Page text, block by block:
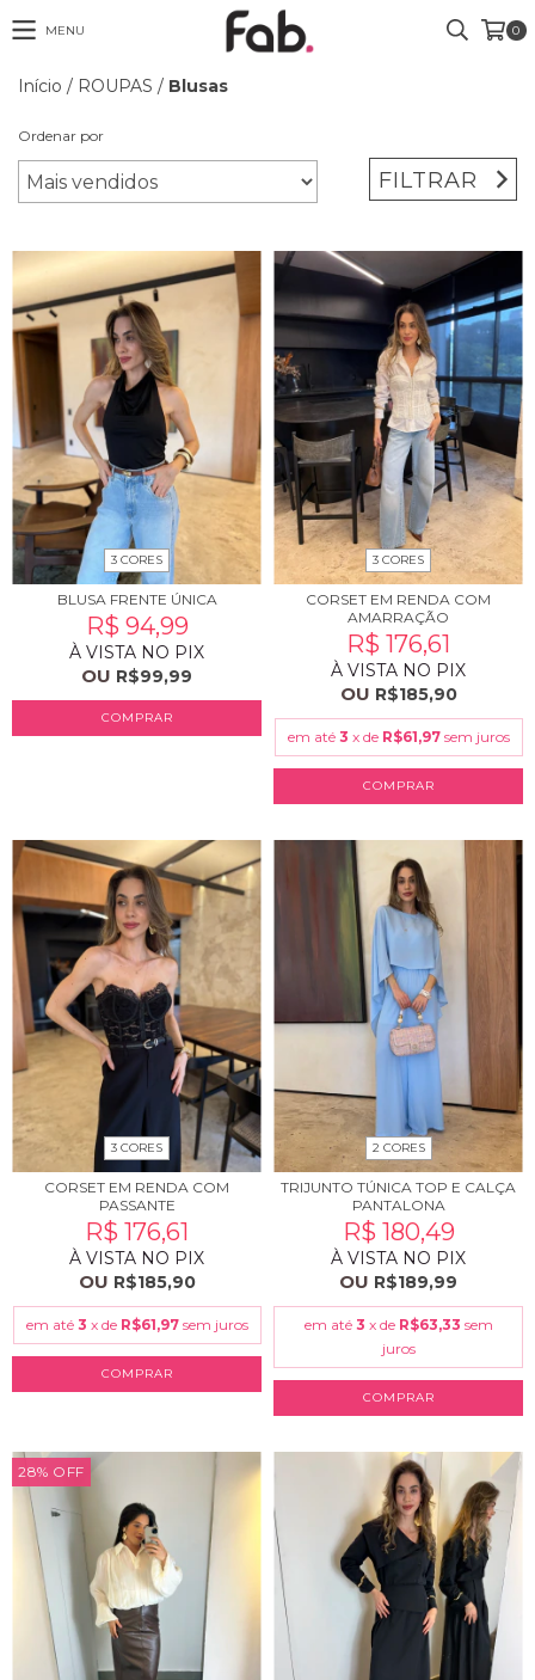
MENU 0
Início / ROUPAS / Blusas
Ordenar por
FILTRAR
3 CORES
BLUSA FRENTE ÚNICA
R$ 94,99
À VISTA NO PIX
OU R$99,99
COMPRAR
3 CORES
CORSET EM RENDA COM
AMARRAÇÃO
R$ 176,61
À VISTA NO PIX
OU R$185,90
em até 3 x de R$61,97 sem juros
COMPRAR
3 CORES
CORSET EM RENDA COM
PASSANTE
R$ 176,61
À VISTA NO PIX
OU R$185,90
em até 3 x de R$61,97 sem juros
COMPRAR
2 CORES
TRIJUNTO TÚNICA TOP E CALÇA
PANTALONA
R$ 180,49
À VISTA NO PIX
OU R$189,99
em até 3 x de R$63,33 sem
juros
COMPRAR
28% OFF